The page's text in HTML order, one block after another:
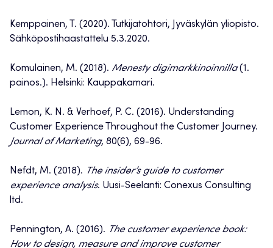
Kemppainen, T. (2020). Tutkijatohtori, Jyväskylän yliopisto.
Sähköpostihaastattelu 5.3.2020.
Komulainen, M. (2018). Menesty digimarkkinoinnilla(1.
painos.). Helsinki: Kauppakamari.
Lemon, K. N. & Verhoef, P. C. (2016). Understanding
Customer Experience Throughout the Customer Journey.
Journal of Marketing, 80(6), 69-96.
Nefdt, M. (2018). The insider’s guide to customer
experience analysis. Uusi-Seelanti: Conexus Consulting
ltd.
Pennington, A. (2016). The customer experience book:
How to design, measure and improve customer